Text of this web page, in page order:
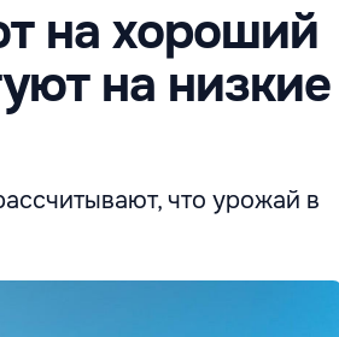
на хороший
на низкие
что урожай в